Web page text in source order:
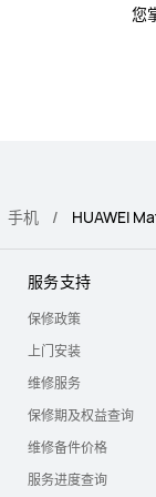
您
手机 HUAWEI
服务支持
保修政策
上门安装
维修服务
保修期及权益查询
维修备件价格
服务进度查询